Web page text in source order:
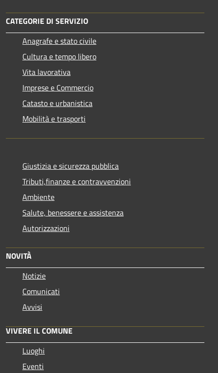
CATEGORIE DI SERVIZIO
Anagrafe e stato civile
Cultura e tempo libero
Vita lavorativa
Imprese e Commercio
Catasto e urbanistica
Mobilità e trasporti
Giustizia e sicurezza pubblica
Tributi,finanze e contravvenzioni
Ambiente
Salute, benessere e assistenza
Autorizzazioni
NOVITÀ
Notizie
Comunicati
Avvisi
VIVERE IL COMUNE
Luoghi
Eventi